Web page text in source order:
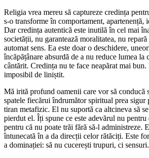
Religia vrea mereu să captureze credința
s-o transforme în comportament, apartenență,
Dar credința autentică este inutilă în cel mai
societății, nu garantează moralitatea, nu
automat sens. Ea este doar o deschidere,
încăpățânare absurdă de a nu reduce lumea la
cântărit. Credința nu te face neapărat mai bun.
imposibil de liniștit.
Mă irită profund oamenii care vor să conducă
spatele fiecărui îndrumător spiritual prea sigur
tiran metafizic. El nu suportă ca altcineva să
pierdut el. Îți spune ce este adevărul nu
pentru că nu poate trăi fără să-l administreze.
întunecată în a da direcții celor rătăciți. Este
a dominației: să nu cucerești trupuri, ci sensuri.